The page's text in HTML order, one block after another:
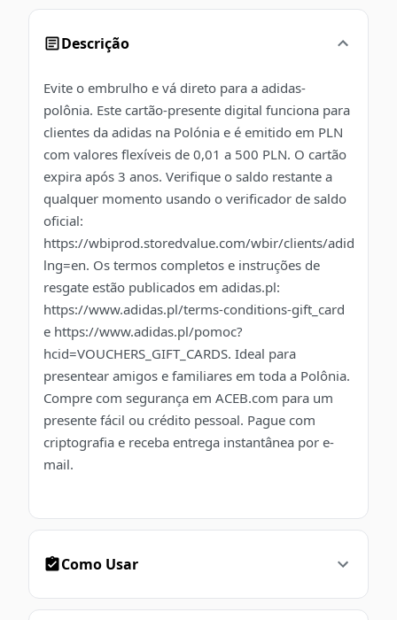
Descrição
Evite o embrulho e vá direto para a adidas-
polônia. Este cartão-presente digital funciona para
clientes da adidas na Polónia e é emitido em PLN
com valores flexíveis de 0,01 a 500 PLN. O cartão
expira após 3 anos. Verifique o saldo restante a
qualquer momento usando o verificador de saldo
oficial:
https://wbiprod.storedvalue.com/wbir/clients/adidas?
lng=en. Os termos completos e instruções de
resgate estão publicados em adidas.pl:
https://www.adidas.pl/terms-conditions-gift_card
e https://www.adidas.pl/pomoc?
hcid=VOUCHERS_GIFT_CARDS. Ideal para
presentear amigos e familiares em toda a Polônia.
Compre com segurança em ACEB.com para um
presente fácil ou crédito pessoal. Pague com
criptografia e receba entrega instantânea por e-
mail.
Como Usar